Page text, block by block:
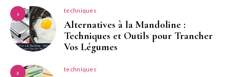
1 techniques
Alternatives à la Mandoline :
Techniques et Outils pour Trancher
Vos Légumes
2 techniques